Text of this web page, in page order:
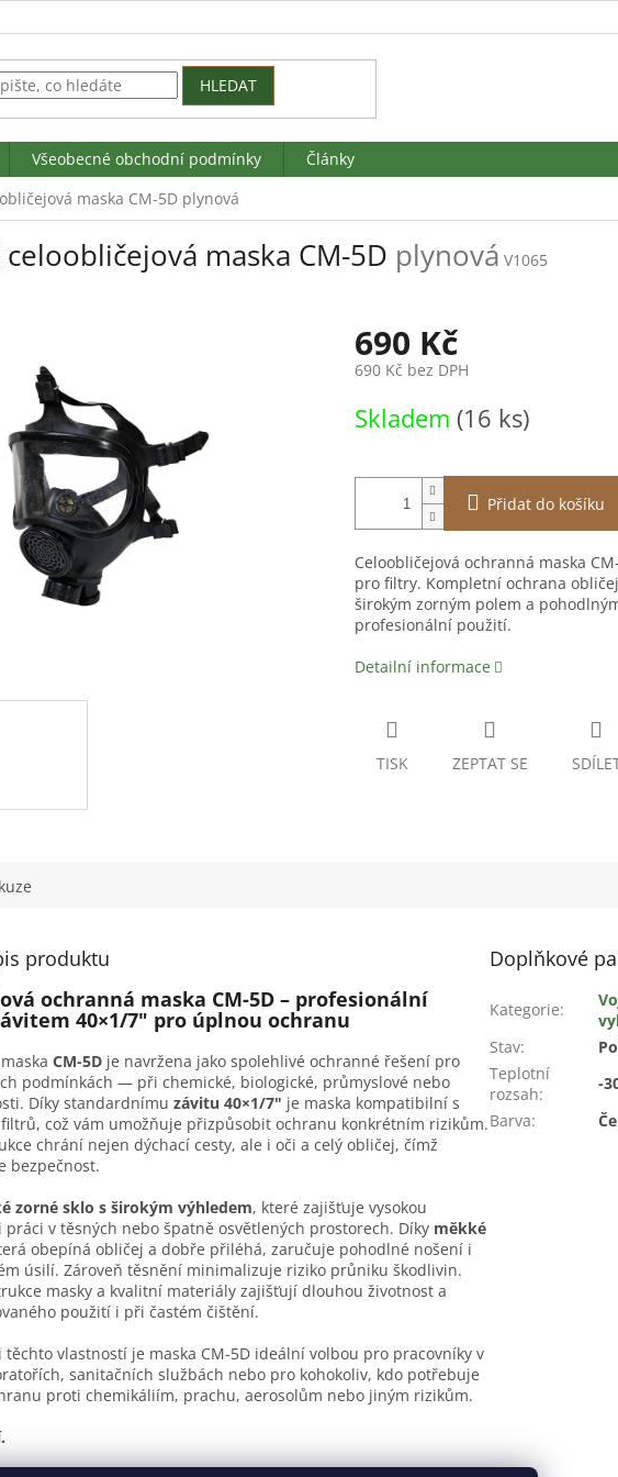
HLEDAT
Všeobecné obchodní podmínky
Články
maska CM-5D plynová
maska CM-5D plynová V1065
690 Kč
690 Kč bez DPH
cena:
Skladem (16 ks)
Přidat do košíku
Celoobličejová ochranná maska
pro filtry. Kompletní ochrana
širokým zorným polem a
profesionální použití.
Detailní informace
TISK ZEPTAT SE
produktu
ochranná maska CM-5D – profesionální
40×1/7" pro úplnou ochranu
CM-5D je navržena jako spolehlivé ochranné řešení pro
podmínkách — při chemické, biologické, průmyslové nebo
Díky standardnímu závitu 40×1/7" je maska kompatibilní s
což vám umožňuje přizpůsobit ochranu konkrétním rizikům.
chrání nejen dýchací cesty, ale i oči a celý obličej, čímž
bezpečnost.
zorné sklo s širokým výhledem, které zajišťuje vysokou
v těsných nebo špatně osvětlených prostorech. Díky měkké
obepíná obličej a dobře přiléhá, zaručuje pohodlné nošení i
úsilí. Zároveň těsnění minimalizuje riziko průniku škodlivin.
masky a kvalitní materiály zajišťují dlouhou životnost a
použití i při častém čištění.
těchto vlastností je maska CM-5D ideální volbou pro pracovníky v
sanitačních službách nebo pro kohokoliv, kdo potřebuje
proti chemikáliím, prachu, aerosolům nebo jiným rizikům.
Doplňkové
Kategorie:
Stav:
Teplotní
rozsah:
-
Barva: